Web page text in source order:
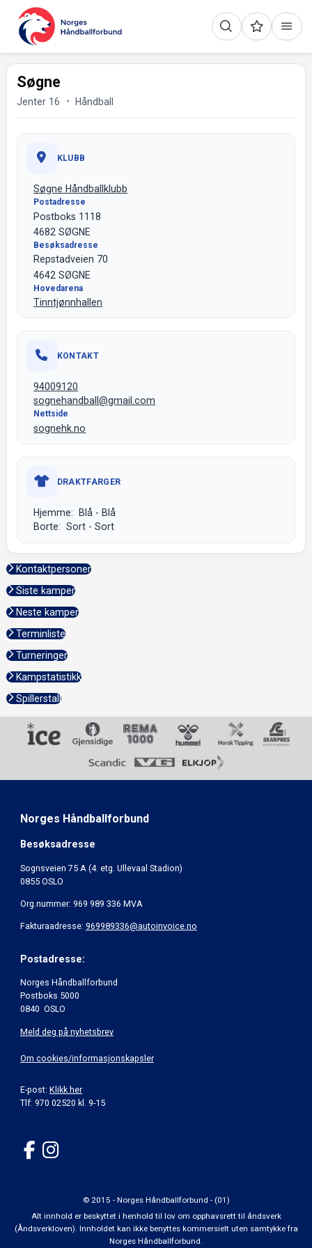
Søgne
Jenter 16 Håndball
KLUBB
Søgne Håndballklubb
Postadresse
Postboks 1118
4682 SØGNE
Besøksadresse
Repstadveien 70
4642 SØGNE
Hovedarena
Tinntjønnhallen
KONTAKT
94009120
sognehandball@gmail.com
Nettside
sognehk.no
DRAKTFARGER
Hjemme: Blå - Blå
Borte: Sort - Sort
Kontaktpersoner
Siste kamper
Neste kamper
Terminliste
Turneringer
Kampstatistikk
Spillerstall
Norges Håndballforbund
Besøksadresse
Sognsveien 75 A (4. etg. Ullevaal Stadion)
0855 OSLO
Org.nummer: 969 989 336 MVA
Fakturaadresse: 969989336@autoinvoice.no
Postadresse:
Norges Håndballforbund
Postboks 5000
0840 OSLO
Meld deg på nyhetsbrev
Om cookies/informasjonskapsler
E-post: Klikk her
Tlf: 970 02520 kl. 9-15
© 2015 - Norges Håndballforbund - (01)
Alt innhold er beskyttet i henhold til lov om opphavsrett til åndsverk
(Åndsverkloven). Innholdet kan ikke benyttes kommersielt uten samtykke fra
Norges Håndballforbund.